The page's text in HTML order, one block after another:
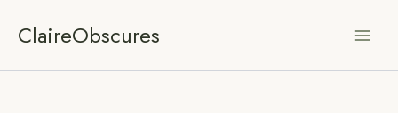
ClaireObscures